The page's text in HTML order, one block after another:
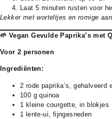
Laat 5 minuten rusten voor
Lekker met worteltjes en romige
🌱 Vegan Gevulde Paprika’s met
Voor 2 personen
Ingrediënten:
2 rode paprika’s, gehalveerd
100 g quinoa
1 kleine courgette, in blokjes
1 lente-ui, fijngesneden